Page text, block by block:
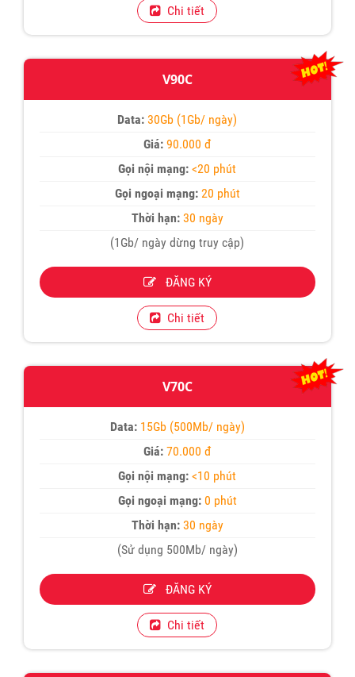
Chi tiết
V90C
Data: 30Gb (1Gb/ ngày)
Giá:90.000 đ
Gọi nội mạng:<20 phút
Gọi ngoại mạng:20 phút
Thời hạn:30 ngày
(1Gb/ ngày dừng truy cập)
ĐĂNG KÝ
Chi tiết
V70C
Data: 15Gb (500Mb/ ngày)
Giá:70.000 đ
Gọi nội mạng:<10 phút
Gọi ngoại mạng: 0 phút
Thời hạn:30 ngày
(Sử dụng 500Mb/ ngày)
ĐĂNG KÝ
Chi tiết